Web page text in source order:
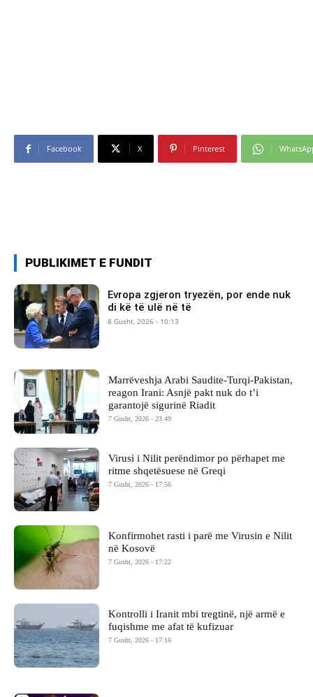
Facebook X Pinterest
PUBLIKIMET E FUNDIT
Evropa zgjeron tryezën, por ende nuk
di kë të ulë në të
8 Gusht, 2026 - 10:13
Marrëveshja Arabi Saudite-Turqi-Pakistan,
reagon Irani: Asnjë pakt nuk do t’i
garantojë sigurinë Riadit
7 Gusht, 2026 - 23:49
Virusi i Nilit perëndimor po përhapet me
ritme shqetësuese në Greqi
7 Gusht, 2026 - 17:56
Konfirmohet rasti i parë me Virusin e Nilit
në Kosovë
7 Gusht, 2026 - 17:22
Kontrolli i Iranit mbi tregtinë, një armë e
fuqishme me afat të kufizuar
7 Gusht, 2026 - 17:16